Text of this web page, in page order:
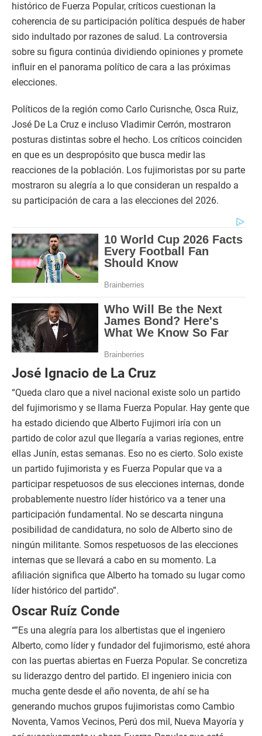
histórico de Fuerza Popular, críticos cuestionan la
coherencia de su participación política después de haber
sido indultado por razones de salud. La controversia
sobre su figura continúa dividiendo opiniones y promete
influir en el panorama político de cara a las próximas
elecciones.
Políticos de la región como Carlo Curisnche, Osca Ruiz,
José De La Cruz e incluso Vladimir Cerrón, mostraron
posturas distintas sobre el hecho. Los críticos coinciden
en que es un despropósito que busca medir las
reacciones de la población. Los fujimoristas por su parte
mostraron su alegría a lo que consideran un respaldo a
su participación de cara a las elecciones del 2026.
José Ignacio de La Cruz
“Queda claro que a nivel nacional existe solo un partido
del fujimorismo y se llama Fuerza Popular. Hay gente que
ha estado diciendo que Alberto Fujimori iría con un
partido de color azul que llegaría a varias regiones, entre
ellas Junín, estas semanas. Eso no es cierto. Solo existe
un partido fujimorista y es Fuerza Popular que va a
participar respetuosos de sus elecciones internas, donde
probablemente nuestro líder histórico va a tener una
participación fundamental. No se descarta ninguna
posibilidad de candidatura, no solo de Alberto sino de
ningún militante. Somos respetuosos de las elecciones
internas que se llevará a cabo en su momento. La
afiliación significa que Alberto ha tomado su lugar como
líder histórico del partido”.
Oscar Ruíz Conde
“”Es una alegría para los albertistas que el ingeniero
Alberto, como líder y fundador del fujimorismo, esté ahora
con las puertas abiertas en Fuerza Popular. Se concretiza
su liderazgo dentro del partido. El ingeniero inicia con
mucha gente desde el año noventa, de ahí se ha
generando muchos grupos fujimoristas como Cambio
Noventa, Vamos Vecinos, Perú dos mil, Nueva Mayoría y